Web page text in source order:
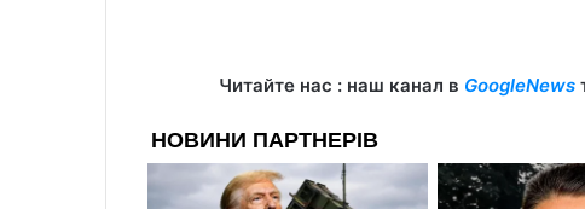
Читайте нас : наш канал в GoogleNews